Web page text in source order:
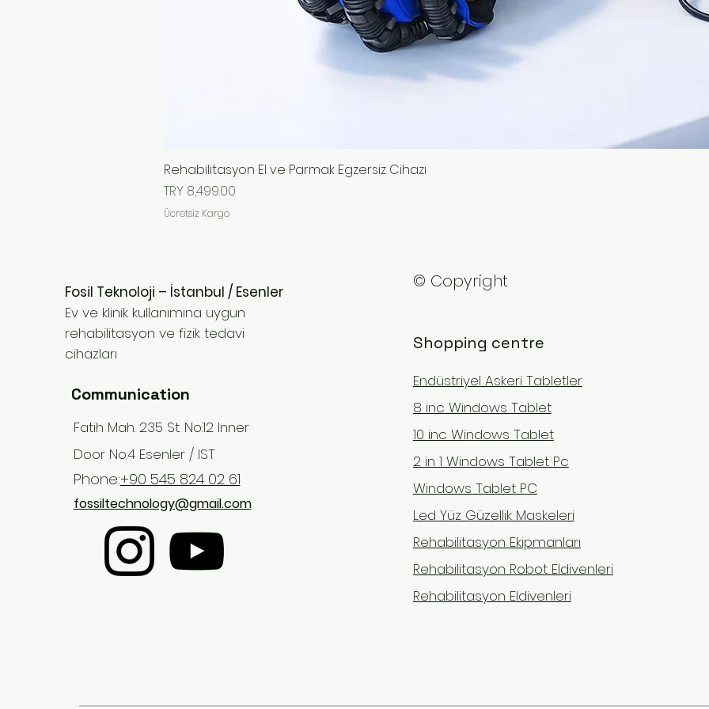
Rehabilitasyon El ve Parmak Egzersiz Cihazı
Price
TRY 8,499.00
Ücretsiz Kargo
Fosil Teknoloji – İstanbul / Esenler
Ev ve klinik kullanımına uygun
rehabilitasyon ve fizik tedavi
cihazları
Communication
Fatih Mah. 235 St. No:12 Inner
Door No:4 Esenler / IST
Phone:+90 545 824 02 61
fossiltechnology@gmail.com
© Copyright
Shopping centre
Endüstriyel Askeri Tabletler
8 inc Windows Tablet
10 inc Windows Tablet
2 in 1 Windows Tablet Pc
Windows Tablet PC
Led Yüz Güzellik Maskeleri
Rehabilitasyon Ekipmanları
Rehabilitasyon Robot Eldivenleri
Rehabilitasyon Eldivenleri